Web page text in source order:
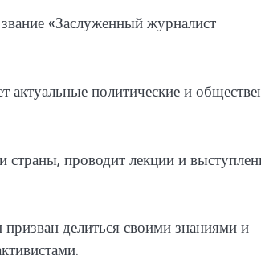
«Заслуженный журналист
актуальные политические и
проводит лекции и
делиться своими знаниями и